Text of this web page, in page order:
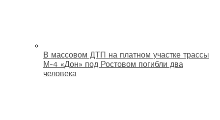
В массовом ДТП на платном участке трассы
М-4 «Дон» под Ростовом погибли два
человека